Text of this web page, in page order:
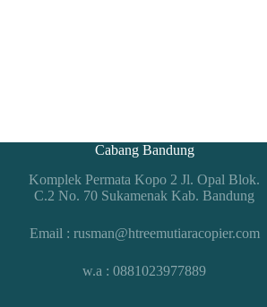
Cabang Bandung
Komplek Permata Kopo 2 Jl. Opal Blok.
C.2 No. 70 Sukamenak Kab. Bandung
Email : rusman@htreemutiaracopier.com
w.a : 0881023977889